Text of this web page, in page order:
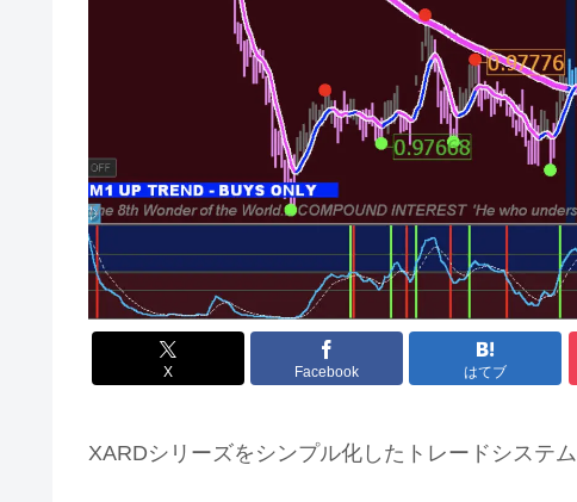
X Facebook はてブ
XARDシリーズをシンプル化したトレードシステム